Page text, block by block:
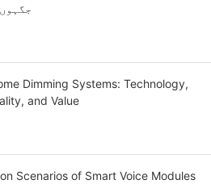
Dimming Systems: Technology,
and Value
Scenarios of Smart Voice Modules